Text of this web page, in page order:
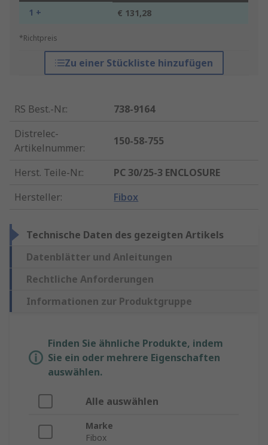
1 + € 131,28
*Richtpreis
Zu einer Stückliste hinzufügen
RS Best.-Nr.:
738-9164
Distrelec-
Artikelnummer:
150-58-755
Herst. Teile-Nr.:
PC 30/25-3 ENCLOSURE
Hersteller: Fibox
Technische Daten des gezeigten Artikels
Datenblätter und Anleitungen
Rechtliche Anforderungen
Informationen zur Produktgruppe
Finden Sie ähnliche Produkte, indem
Sie ein oder mehrere Eigenschaften
auswählen.
Alle auswählen
Marke
Fibox